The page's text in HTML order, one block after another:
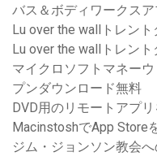
バス＆ボディワークス
Lu over the wallトレン
Lu over the wallトレン
マイクロソフトマネー
プンダウンロード無料
DVD用のリモートアプ
MacinstoshでApp Store
ジム・ジョンソン教会